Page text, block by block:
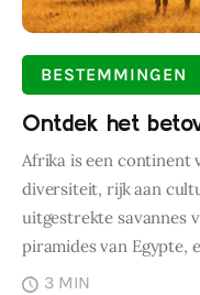
BESTEMMINGEN
Ontdek het
Afrika is een continent
diversiteit, rijk aan
uitgestrekte savannes
piramides van Egypte,
3 MIN